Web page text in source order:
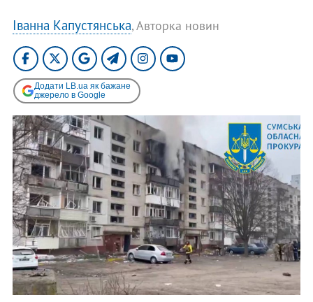
Іванна Капустянська, Авторка новин
Додати LB.ua як бажане
джерело в Google